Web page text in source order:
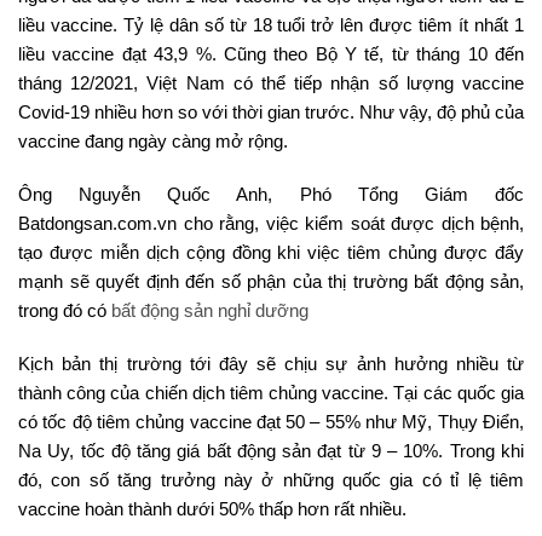
liều vaccine. Tỷ lệ dân số từ 18 tuổi trở lên được tiêm ít nhất 1
liều vaccine đạt 43,9 %. Cũng theo Bộ Y tế, từ tháng 10 đến
tháng 12/2021, Việt Nam có thể tiếp nhận số lượng vaccine
Covid-19 nhiều hơn so với thời gian trước. Như vậy, độ phủ của
vaccine đang ngày càng mở rộng.
Ông Nguyễn Quốc Anh, Phó Tổng Giám đốc
Batdongsan.com.vn cho rằng, việc kiểm soát được dịch bệnh,
tạo được miễn dịch cộng đồng khi việc tiêm chủng được đẩy
mạnh sẽ quyết định đến số phận của thị trường bất động sản,
trong đó có bất động sản nghỉ dưỡng
Kịch bản thị trường tới đây sẽ chịu sự ảnh hưởng nhiều từ
thành công của chiến dịch tiêm chủng vaccine. Tại các quốc gia
có tốc độ tiêm chủng vaccine đạt 50 – 55% như Mỹ, Thụy Điển,
Na Uy, tốc độ tăng giá bất động sản đạt từ 9 – 10%. Trong khi
đó, con số tăng trưởng này ở những quốc gia có tỉ lệ tiêm
vaccine hoàn thành dưới 50% thấp hơn rất nhiều.